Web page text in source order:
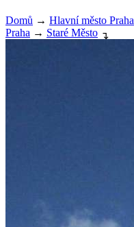
Domů → Hlavní město Praha
Praha → Staré Město ↴